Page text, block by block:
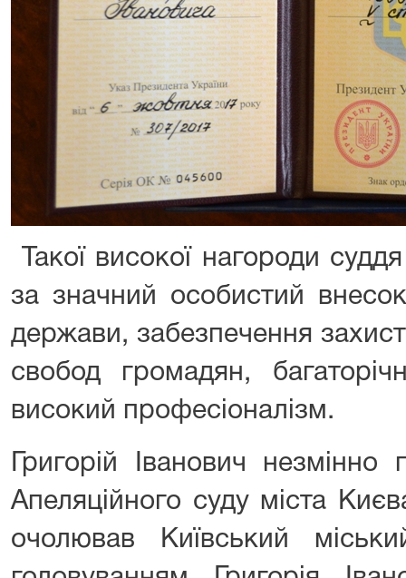
Такої високої нагороди
за значний особистий
держави, забезпечення
свобод громадян,
високий професіоналізм.
Григорій Іванович
Апеляційного суду міста
очолював Київський